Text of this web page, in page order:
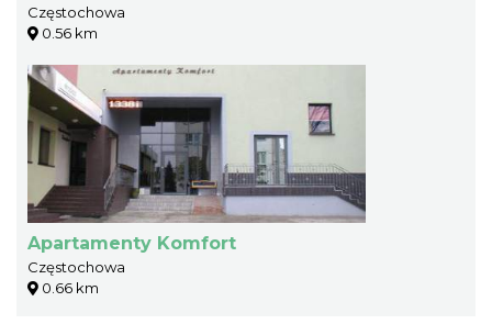
Częstochowa
0.56 km
Apartamenty Komfort
Częstochowa
0.66 km